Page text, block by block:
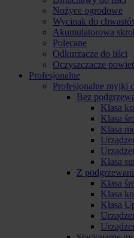
Nożyce ogrodowe
Wycinak do
Akumulatorowa
Polecane
Odkurzacze do liści
Oczyszczacze
Profesjonalne
Profesjonalne myjki
Bez
Klasa
Klasa
Klasa
Klasa
Z
Klasa
Klasa
Klasa